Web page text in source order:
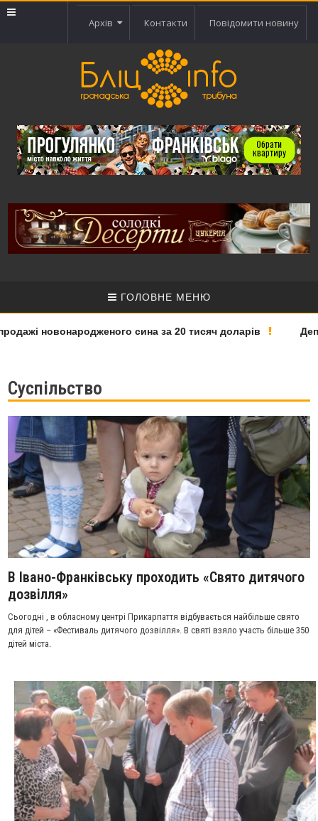
Архів Контакти Повідомити новину
ГОЛОВНЕ МЕНЮ
новонародженого сина за 20 тисяч доларів
Суспільство
В Івано-Франківську проходить «Свято дитячого
дозвілля»
Сьогодні , в обласному центрі Прикарпаття відбувається найбільше свято
для дітей – «Фестиваль дитячого дозвілля». В святі взяло участь більше 350
дітей міста.